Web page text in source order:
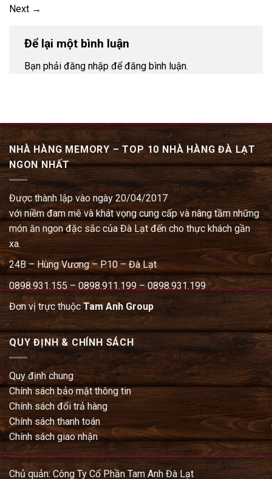
Next →
Để lại một bình luận
Bạn phải đăng nhập để đăng bình luận.
NHÀ HÀNG MEMORY – TOP 10 NHÀ HÀNG ĐÀ LẠT
NGON NHẤT
Được thành lập vào ngày 20/04/2017
với niềm đam mê và khát vọng cung cấp và nâng tầm những
món ăn ngon đặc sắc của Đà Lạt đến cho thực khách gần
xa.
24B – Hùng Vương – P.10 – Đà Lạt
0898.931.155 – 0898.911.199 – 0898.931.199
Đơn vị trực thuộcTam Anh Group
QUY ĐỊNH & CHÍNH SÁCH
Quy định chung
Chính sách bảo mật thông tin
Chính sách đổi trả hàng
Chính sách thanh toán
Chính sách giao nhận
Chủ quản: Công Ty Cổ Phần Tam Anh Đà Lạt